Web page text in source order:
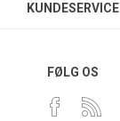
KUNDESERVICE
FØLG OS